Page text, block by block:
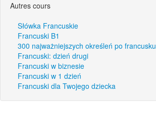
Autres cours
Słówka Francuskie
Francuski B1
300 najważniejszych określeń po francusku
Francuski: dzień drugi
Francuski w biznesie
Francuski w 1 dzień
Francuski dla Twojego dziecka